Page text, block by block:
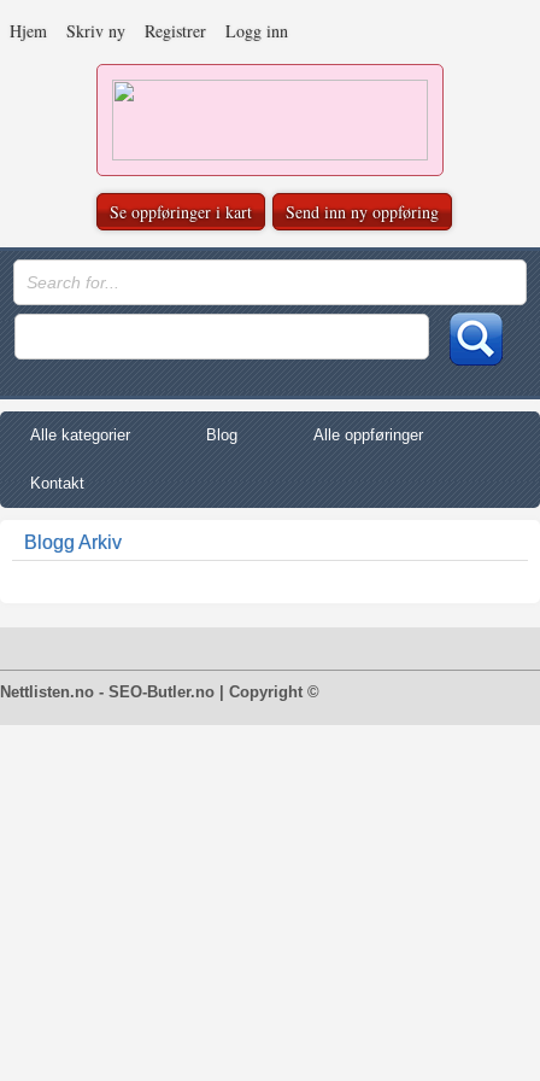
Hjem Skriv ny Registrer Logg inn
Se oppføringer i kart Send inn ny oppføring
Alle kategorier Blog Alle oppføringer
Kontakt
Blogg Arkiv
Nettlisten.no - SEO-Butler.no | Copyright ©